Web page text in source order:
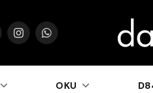
InstagramWhatsApp
OKU